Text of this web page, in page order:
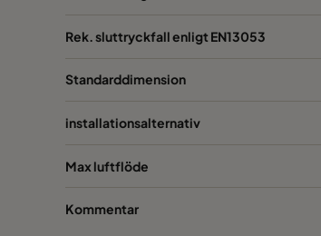
Rek. sluttryckfall enligt EN13053
Standarddimension
installationsalternativ
Max luftflöde
Kommentar